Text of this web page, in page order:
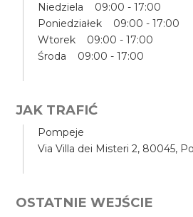
Niedziela 09:00 - 17:00
Poniedziałek 09:00 - 17:00
Wtorek 09:00 - 17:00
Środa 09:00 - 17:00
JAK TRAFIĆ
Pompeje
Via Villa dei Misteri 2, 80045,
OSTATNIE WEJŚCIE